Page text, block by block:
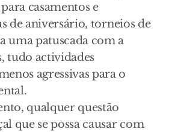
casamentos e
de aniversário, torneios de
uma patuscada com a
tudo actividades
agressivas para o
qualquer questão
que se possa causar com